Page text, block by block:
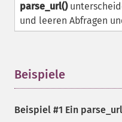
parse_url()
und leeren Abfragen
Beispiele
Beispiel #1 Ein